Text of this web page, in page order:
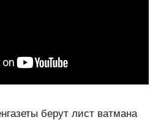
берут лист ватмана